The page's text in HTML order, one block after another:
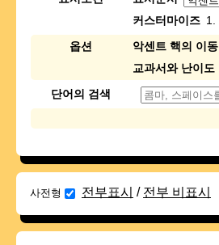
커스터마이즈 1.
옵션
악센트 핵의 이동
교과서와 난이도
단어의 검색
사전형 전부표시 / 전부 비표시